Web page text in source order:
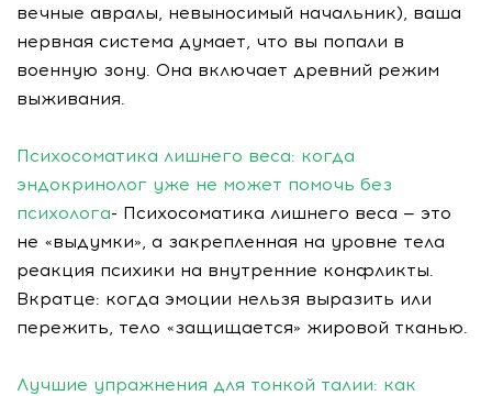
вечные авралы, невыносимый начальник), ваша
нервная система думает, что вы попали в
военную зону. Она включает древний режим
выживания.
Психосоматика лишнего веса: когда
эндокринолог уже не может помочь без
психолога- Психосоматика лишнего веса — это
не «выдумки», а закрепленная на уровне тела
реакция психики на внутренние конфликты.
Вкратце: когда эмоции нельзя выразить или
пережить, тело «защищается» жировой тканью.
Лучшие упражнения для тонкой талии: как